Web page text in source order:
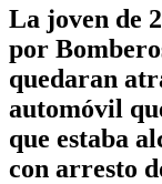
La joven de
por
quedaran
automóvil
que estaba
con arresto